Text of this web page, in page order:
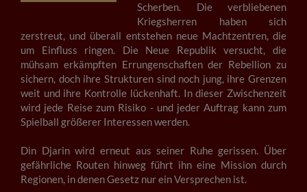
Scherben. Die verbliebenen
Kriegsherren haben sich
zerstreut, und überall entstehen neue Machtzentren, die
um Einfluss ringen. Die Neue Republik versucht, die
mühsam erkämpften Errungenschaften der Rebellion zu
sichern, doch ihre Strukturen sind noch jung, ihre Grenzen
weit und ihre Kontrolle lückenhaft. In dieser Zwischenzeit
wird jede Reise zum Risiko - und jeder Auftrag kann zum
Spielball größerer Interessen werden.
Din Djarin wird erneut aus seiner Ruhe gerissen. Über
gefährliche Routen hinweg führt ihn eine Mission durch
Regionen, in denen Gesetz nur ein Versprechen ist.